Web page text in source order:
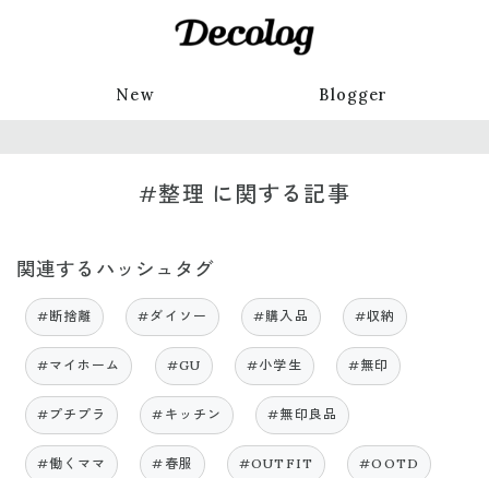
New Blogger
#整理 に関する記事
関連するハッシュタグ
#断捨離 #ダイソー #購入品 #収納
#マイホーム #GU #小学生 #無印
#プチプラ #キッチン #無印良品
#働くママ #春服 #OUTFIT #OOTD